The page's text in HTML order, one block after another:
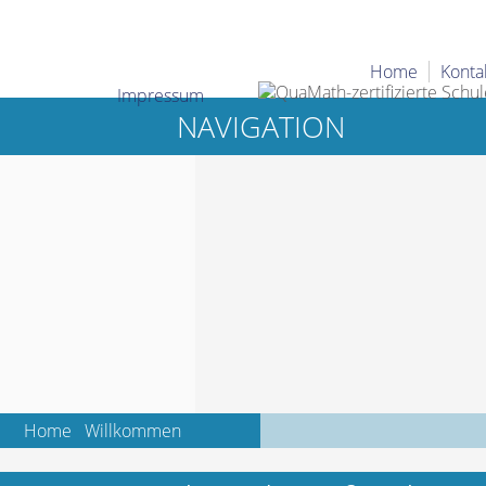
Home
Impressum
NAVIGATION
Home Willkommen